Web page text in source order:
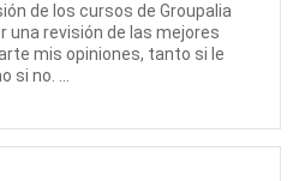
de los cursos de Groupalia
una revisión de las mejores
mis opiniones, tanto si le
si no. ...